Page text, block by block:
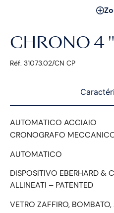
CHRONO 4
Réf. 31073.02/CN CP
AUTOMATICO ACCIAIO
CRONOGRAFO
AUTOMATICO
DISPOSITIVO EBERHARD &
ALLINEATI – PATENTED
VETRO ZAFFIRO, BOMBATO,